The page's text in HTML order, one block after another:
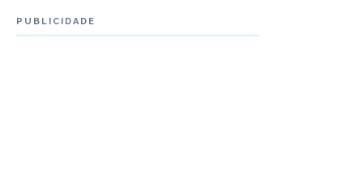
PUBLICIDADE